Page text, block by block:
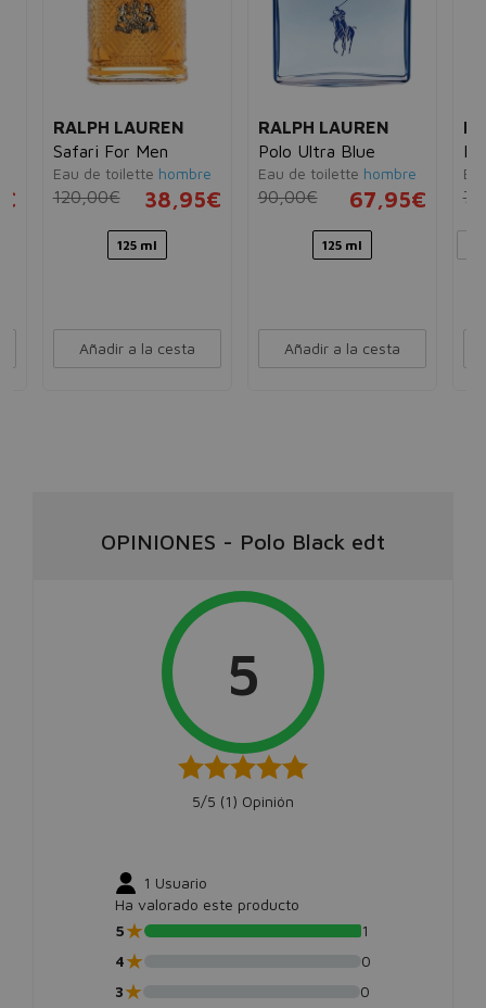
RALPH LAUREN
Safari For Men
Eau de toilette hombre
120,00€ 38,95€
125 ml
Añadir a la cesta
RALPH LAUREN
Polo Ultra Blue
Eau de toilette hombre
90,00€ 67,95€
125 ml
Añadir a la cesta
OPINIONES - Polo Black edt
5
5/5 (1) Opinión
1 Usuario
Ha valorado este producto
5★
1
4★
0
3★
0